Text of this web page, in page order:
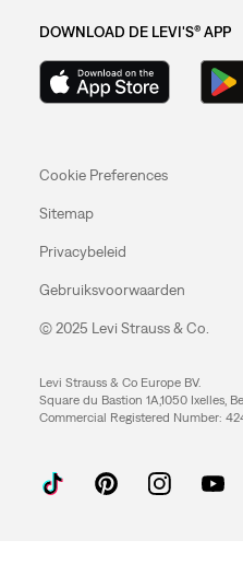
DOWNLOAD DE LEVI'S® APP
Cookie Preferences
Sitemap
Privacybeleid
Gebruiksvoorwaarden
© 2025 Levi Strauss & Co.
Levi Strauss & Co Europe BV.
Square du Bastion 1A,1050 Ixelles,
Commercial Registered Number: